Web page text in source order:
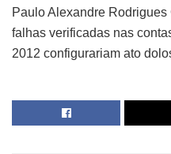
Paulo Alexandre
falhas verificadas nas
2012 configurariam ato